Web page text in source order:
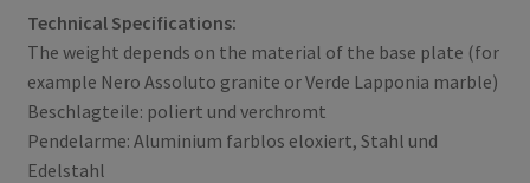
Technical Specifications:
The weight depends on the material of the base plate (for
example Nero Assoluto granite or Verde Lapponia marble)
Beschlagteile: poliert und verchromt
Pendelarme: Aluminium farblos eloxiert, Stahl und
Edelstahl